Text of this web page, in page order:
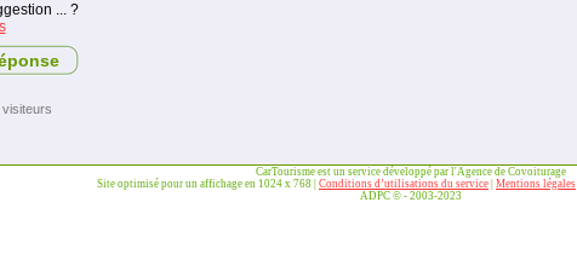
... ?
CarTourisme est un service développé par l'Agence de Covoiturage
Site optimisé pour un affichage en 1024 x 768 | Conditions d’utilisations du service Mentions légales
ADPC © - 2003-2023